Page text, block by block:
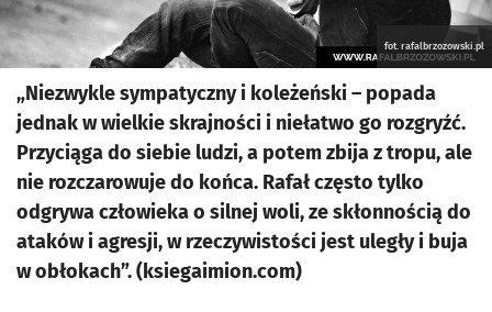
fot. rafalbrzozowski.pl
„Niezwykle sympatyczny i koleżeński – popada
jednak w wielkie skrajności i niełatwo go rozgryźć.
Przyciąga do siebie ludzi, a potem zbija z tropu, ale
nie rozczarowuje do końca. Rafał często tylko
odgrywa człowieka o silnej woli, ze skłonnością do
ataków i agresji, w rzeczywistości jest uległy i buja
w obłokach”. (ksiegaimion.com)